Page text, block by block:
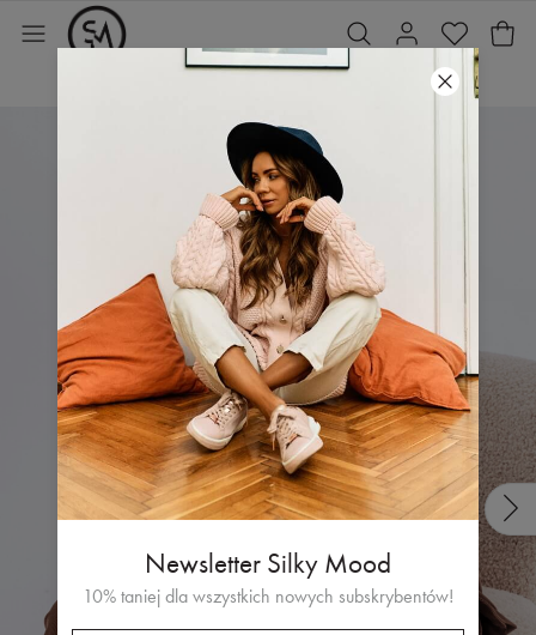
Newsletter Silky Mood
10% taniej dla wszystkich nowych subskrybentów!